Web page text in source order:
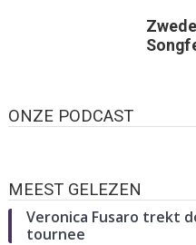
ONZE PODCAST
MEEST GELEZEN
Veronica Fusaro trekt
tournee